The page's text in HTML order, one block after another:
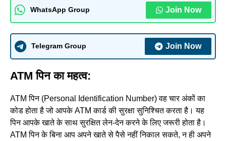
WhatsApp Group Join Now
Telegram Group Join Now
ATM पिन का महत्व:
ATM पिन (Personal Identification Number) वह चार अंकों का
कोड होता है जो आपके ATM कार्ड की सुरक्षा सुनिश्चित करता है। यह
पिन आपके खाते के साथ सुरक्षित लेन-देन करने के लिए जरूरी होता है।
ATM पिन के बिना आप अपने खाते से पैसे नहीं निकाल सकते, न ही अपने